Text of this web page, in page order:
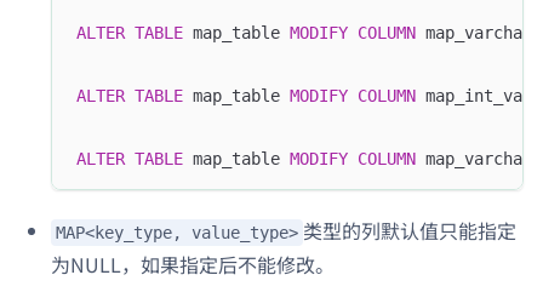
ALTER TABLE map_table MODIFY COLUMN
ALTER TABLE map_table MODIFY COLUMN
ALTER TABLE map_table MODIFY COLUMN
MAP<key_type, value_type> 类型的列默认值只能指定
为NULL，如果指定后不能修改。